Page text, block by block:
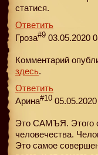
статися.
Ответить
Гроза#9 03.05.2020
Комментарий
здесь.
Ответить
Арина#10
Это САМЪЯ. Этого
человечества.
Это самое